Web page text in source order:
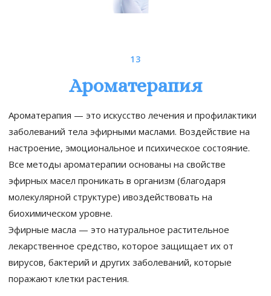
13
Ароматерапия
Ароматерапия — это искусство лечения и профилактики
заболеваний тела эфирными маслами. Воздействие на
настроение, эмоциональное и психическое состояние.
Все методы ароматерапии основаны на свойстве
эфирных масел проникать в организм (благодаря
молекулярной структуре) ивоздействовать на
биохимическом уровне.
Эфирные масла — это натуральное растительное
лекарственное средство, которое защищает их от
вирусов, бактерий и других заболеваний, которые
поражают клетки растения.